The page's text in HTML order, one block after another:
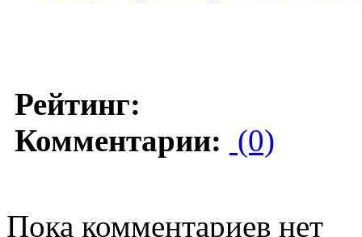
Рейтинг:
Комментарии: (0)
Пока комментариев нет